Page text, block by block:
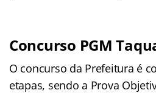
Concurso PGM
O concurso da Prefeitura é
etapas, sendo a Prova